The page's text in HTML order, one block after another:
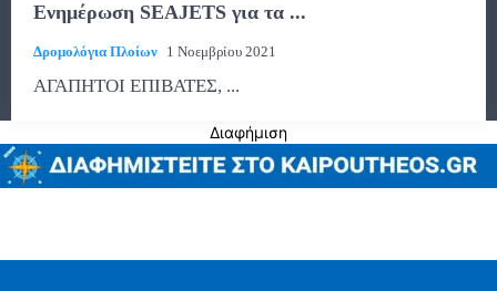
Ενημέρωση SEAJETS για τα ...
Δρομολόγια Πλοίων 1 Νοεμβρίου 2021
ΑΓΑΠΗΤΟΙ ΕΠΙΒΑΤΕΣ, ...
Διαφήμιση